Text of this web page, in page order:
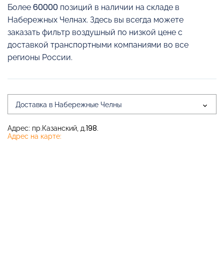
Более 60000 позиций в наличии на складе в
Набережных Челнах. Здесь вы всегда можете
заказать фильтр воздушный по низкой цене с
доставкой транспортными компаниями во все
регионы России.
Доставка в Набережные Челны
Адрес: пр.Казанский, д.198.
Адрес на карте: